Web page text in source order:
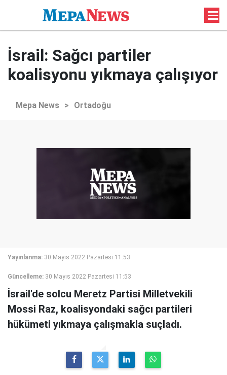
İsrail: Sağcı partiler
koalisyonu yıkmaya çalışıyor
Mepa News > Ortadoğu
Yayınlanma: 30 Mayıs 2022 Pazartesi 11:53
Güncelleme: 30 Mayıs 2022 Pazartesi 11:53
İsrail'de solcu Meretz Partisi Milletvekili
Mossi Raz, koalisyondaki sağcı partileri
hükümeti yıkmaya çalışmakla suçladı.